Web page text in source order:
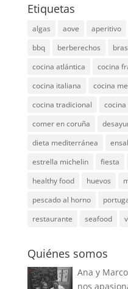
Etiquetas
algas aove aperitivo
bbq
berberechos
cocina atlántica
cocina
cocina italiana
cocina
cocina tradicional
cocina
comer en coruña
dieta mediterránea
estrella michelin
fiesta
healthy food
huevos
pescado al horno
restaurante
seafood
Quiénes somos
Ana y
nos